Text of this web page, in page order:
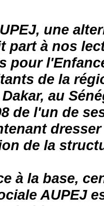
une
part à nos
pour
de la
au
de l'un de
de la
à la base,
AUPEJ